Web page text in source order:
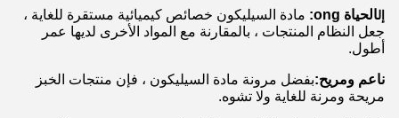
إلالحياة ong:
مادة السيليكون خصائص كيميائية مستقرة للغاية ،
جعل النظام المنتجات ، بالمقارنة مع المواد الأخرى لديها عمر
أطول.
ناعم ومريح:بفضل مرونة مادة السيليكون ، فإن منتجات الخبز
مريحة ومرنة للغاية ولا تشوه.